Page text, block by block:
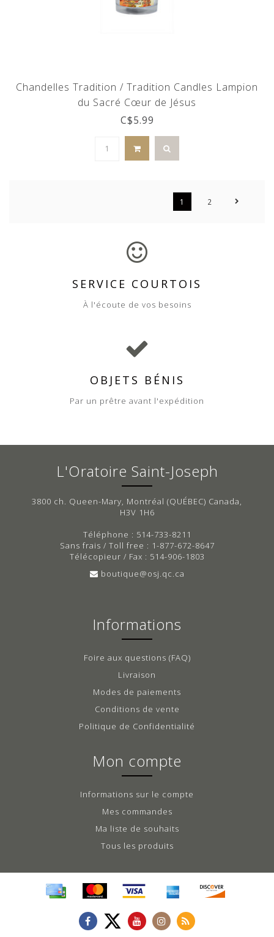
Chandelles Tradition / Tradition Candles Lampion
du Sacré Cœur de Jésus
C$5.99
1 2
SERVICE COURTOIS
À l'écoute de vos besoins
OBJETS BÉNIS
Par un prêtre avant l'expédition
L'Oratoire Saint-Joseph
3800 ch. Queen-Mary, Montréal (QUÉBEC) Canada,
H3V 1H6
Téléphone : 514-733-8211
Sans frais / Toll free : 1-877-672-8647
Télécopieur / Fax : 514-906-1803
boutique@osj.qc.ca
Informations
Foire aux questions (FAQ)
Livraison
Modes de paiements
Conditions de vente
Politique de Confidentialité
Mon compte
Informations sur le compte
Mes commandes
Ma liste de souhaits
Tous les produits